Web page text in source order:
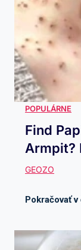
Find
Armpit?